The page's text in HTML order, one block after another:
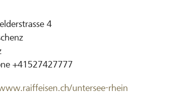
4
+41527427777
untersee-rhein